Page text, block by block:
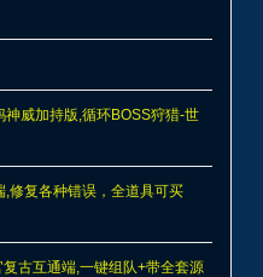
威加持版,循环BOSS狩猎-世
修复各种错误，全道具可买
古互通端,一键组队+带全套源